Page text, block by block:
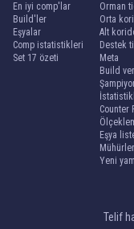
En iyi comp'lar
Build'ler
Eşyalar
Comp istatistikleri
Set 17 özeti
Orman
Orta
Alt
Destek
Meta
Build
Counter
Eşya
Mühürler
Yeni
Telif